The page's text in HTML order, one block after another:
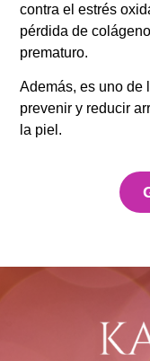
contra el estrés
pérdida de
prematuro.
Además, es uno de
prevenir y reducir
la piel.